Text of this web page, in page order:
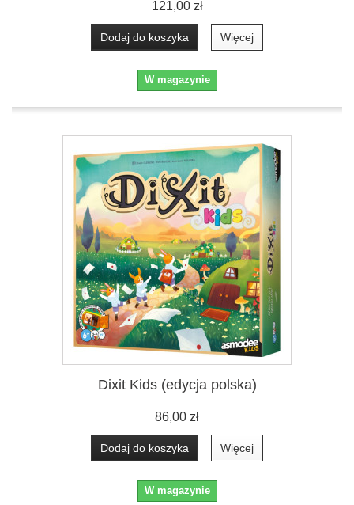
121,00 zł
Dodaj do koszyka Więcej
W magazynie
Dixit Kids (edycja polska)
86,00 zł
Dodaj do koszyka Więcej
W magazynie